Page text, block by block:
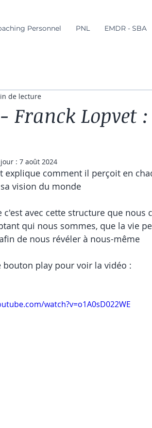
Personnel PNL EMDR - SBA
Franck Lopvet
de lecture
: 7 août 2024
explique comment il perçoit en
vision du monde
c'est avec cette structure que
qui nous sommes, que la vie
de nous révéler à nous-même
bouton play pour voir la vidéo :
watch?v=o1A0sD022WE